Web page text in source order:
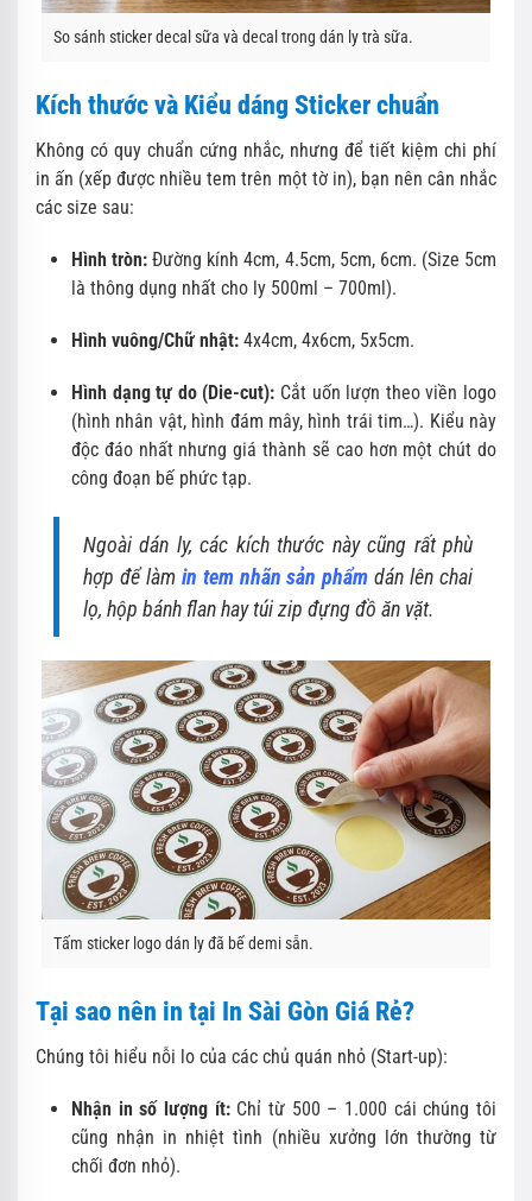
So sánh sticker decal sữa và decal trong dán ly trà sữa.
Kích thước và Kiểu dáng Sticker chuẩn
Không có quy chuẩn cứng nhắc, nhưng để tiết kiệm chi phí
in ấn (xếp được nhiều tem trên một tờ in), bạn nên cân nhắc
các size sau:
Hình tròn: Đường kính 4cm, 4.5cm, 5cm, 6cm. (Size 5cm
là thông dụng nhất cho ly 500ml – 700ml).
Hình vuông/Chữ nhật: 4x4cm, 4x6cm, 5x5cm.
Hình dạng tự do (Die-cut): Cắt uốn lượn theo viền logo
(hình nhân vật, hình đám mây, hình trái tim…). Kiểu này
độc đáo nhất nhưng giá thành sẽ cao hơn một chút do
công đoạn bế phức tạp.
Ngoài dán ly, các kích thước này cũng rất phù
hợp để làm in tem nhãn sản phẩm dán lên chai
lọ, hộp bánh flan hay túi zip đựng đồ ăn vặt.
Tấm sticker logo dán ly đã bế demi sẵn.
Tại sao nên in tại In Sài Gòn Giá Rẻ?
Chúng tôi hiểu nỗi lo của các chủ quán nhỏ (Start-up):
Nhận in số lượng ít:Chỉ từ 500 – 1.000 cái chúng tôi
cũng nhận in nhiệt tình (nhiều xưởng lớn thường từ
chối đơn nhỏ).